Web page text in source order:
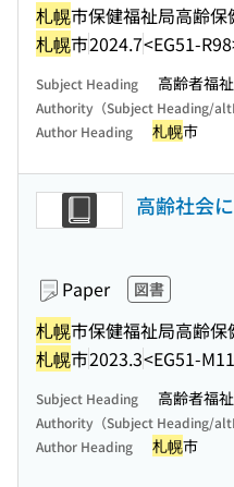
札幌市保健福祉局高齢
札幌市2024.7<EG51-
Subject Heading 高齢者福
Authority（Subject Heading/
Author Heading 札幌市
高齢社会
Paper 図書
札幌市保健福祉局高齢
札幌市2023.3<EG51-
Subject Heading 高齢者福
Authority（Subject Heading/
Author Heading 札幌市